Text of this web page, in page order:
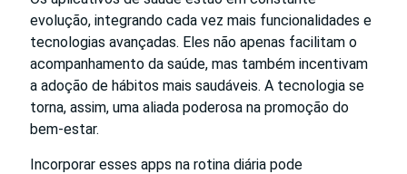
evolução, integrando cada vez mais funcionalidades e
tecnologias avançadas. Eles não apenas facilitam o
acompanhamento da saúde, mas também incentivam
a adoção de hábitos mais saudáveis. A tecnologia se
torna, assim, uma aliada poderosa na promoção do
bem-estar.
Incorporar esses apps na rotina diária pode